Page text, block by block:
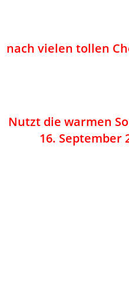
nach vielen tollen
Nutzt die warmen
16. September